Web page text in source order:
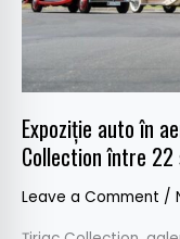
Expoziție auto în
Collection între
Leave a Comment /
Țiriac
Collection
între
22
și
23